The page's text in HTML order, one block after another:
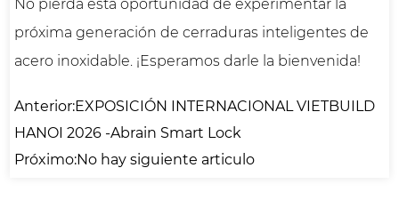
No pierda esta oportunidad de experimentar la
próxima generación de cerraduras inteligentes de
acero inoxidable. ¡Esperamos darle la bienvenida!
Anterior:EXPOSICIÓN INTERNACIONAL VIETBUILD
HANOI 2026 -Abrain Smart Lock
Próximo:No hay siguiente articulo